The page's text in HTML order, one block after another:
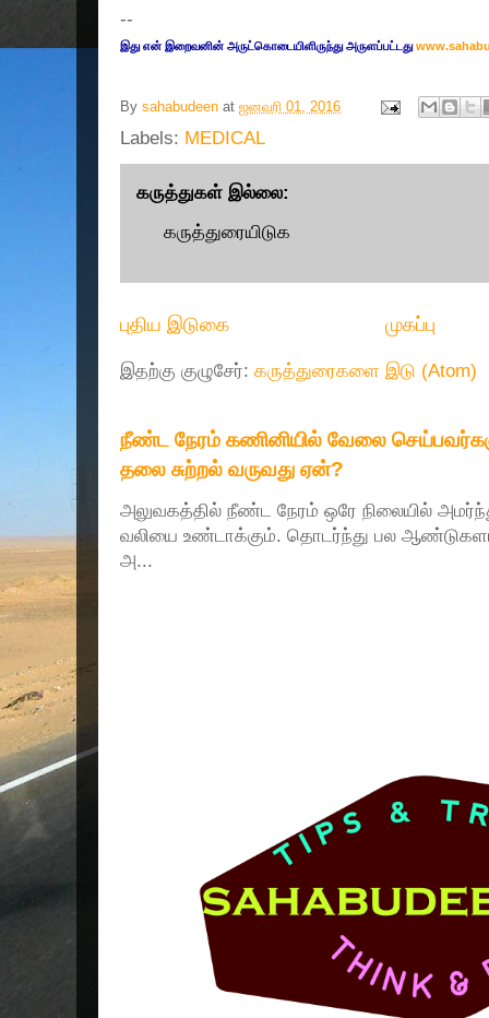
--
இது என் இறைவனின் அருட்கொடையிளிருந்து அருளப்பட்டது
By sahabudeen at ஜனவரி 01, 2016
Labels: MEDICAL
கருத்துகள் இல்லை:
கருத்துரையிடுக
புதிய இடுகை முகப்பு
இதற்கு குழுசேர்: கருத்துரைகளை இடு (Atom)
நீண்ட நேரம் கணினியில் வேலை
தலை சுற்றல் வருவது ஏன்?
அலுவகத்தில் நீண்ட நேரம் ஒரே நிலையில்
வலியை உண்டாக்கும். தொடர்ந்து பல
அ...